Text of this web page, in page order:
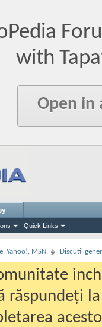
with
Open in
Quick Links
Yahoo!, MSN Discutii
răspundeți